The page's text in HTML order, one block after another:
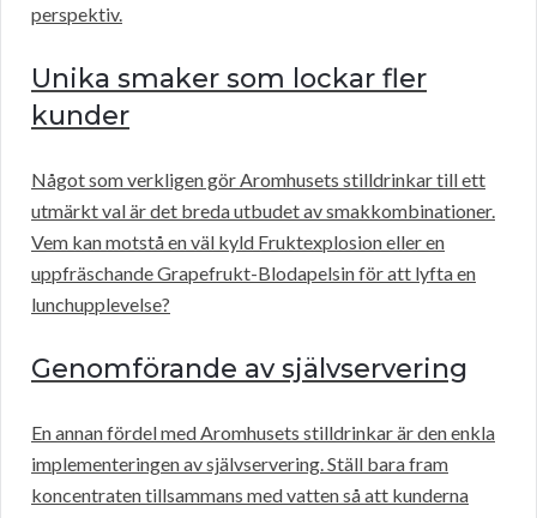
perspektiv.
Unika smaker som lockar fler
kunder
Något som verkligen gör Aromhusets stilldrinkar till ett
utmärkt val är det breda utbudet av smakkombinationer.
Vem kan motstå en väl kyld Fruktexplosion eller en
uppfräschande Grapefrukt-Blodapelsin för att lyfta en
lunchupplevelse?
Genomförande av självservering
En annan fördel med Aromhusets stilldrinkar är den enkla
implementeringen av självservering. Ställ bara fram
koncentraten tillsammans med vatten så att kunderna